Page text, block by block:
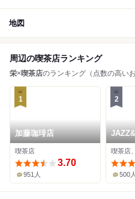
地図
周辺の喫茶店ランキング
栄×喫茶店のランキング（点数の高い
1
加藤珈琲店
喫茶店
3.70
951人
2
喫茶店
500人